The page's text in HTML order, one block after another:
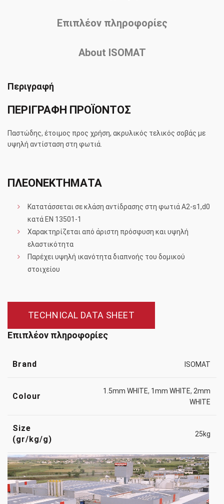
Επιπλέον πληροφορίες
About ISOMAT
Περιγραφή
ΠΕΡΙΓΡΑΦΗ ΠΡΟΪΟΝΤΟΣ
Παστώδης, έτοιμος προς χρήση, ακρυλικός τελικός σοβάς με
υψηλή αντίσταση στη φωτιά.
ΠΛΕΟΝΕΚΤΗΜΑΤΑ
Κατατάσσεται σε κλάση αντίδρασης στη φωτιά A2-s1,d0
κατά ΕΝ 13501-1
Χαρακτηρίζεται από άριστη πρόσφυση και υψηλή
ελαστικότητα
Παρέχει υψηλή ικανότητα διαπνοής του δομικού
στοιχείου
TECHNICAL DATA SHEET
Επιπλέον πληροφορίες
Brand ISOMAT
Colour
1.5mm WHITE, 1mm WHITE, 2mm
WHITE
Size
(gr/kg/g)
25kg